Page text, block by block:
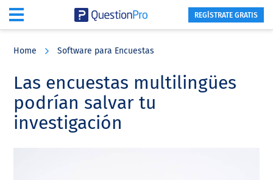
content
sidebar
REGÍSTRATE GRATIS
Home Software para Encuestas
Las encuestas multilingües
podrían salvar tu
investigación